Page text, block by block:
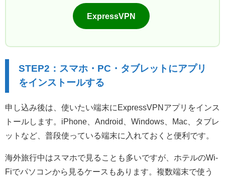
ExpressVPN
STEP2：スマホ・PC・タブレットにアプリ
をインストールする
申し込み後は、使いたい端末にExpressVPNアプリをインス
トールします。iPhone、Android、Windows、Mac、タブレ
ットなど、普段使っている端末に入れておくと便利です。
海外旅行中はスマホで見ることも多いですが、ホテルのWi-
Fiでパソコンから見るケースもあります。複数端末で使う